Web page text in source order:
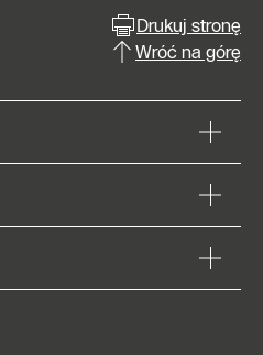
Drukuj stronę
Wróć na górę